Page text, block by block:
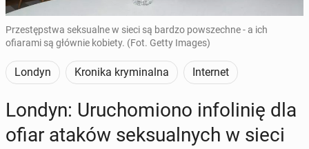
Przestępstwa seksualne w sieci są bardzo powszechne - a ich
ofiarami są głównie kobiety. (Fot. Getty Images)
Londyn Kronika kryminalna Internet
Londyn: Uru­cho­mio­no in­fo­li­nię dla
ofiar ataków sek­su­al­nych w sieci